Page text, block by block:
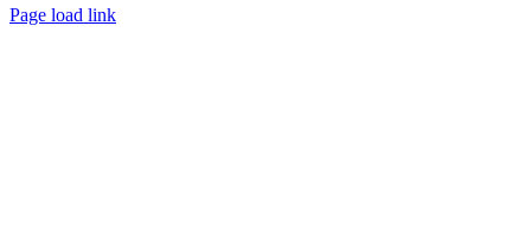
Page load link